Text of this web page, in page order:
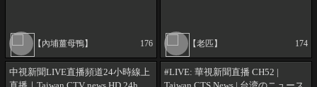
【內埔薑母鴨】 176 【老匹】 174
中視新聞LIVE直播頻道24小時線上
#LIVE: 華視新聞直播 CH52 |